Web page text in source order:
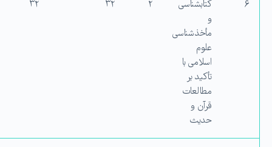
۶
کتابشناسی
و
مأخذشناسی
علوم
اسلامی با
تأکید بر
مطالعات
قرآن و
حدیث
۲ ۳۲ ۳۲